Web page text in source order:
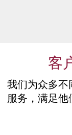
客
我们为众多不
服务，满足他